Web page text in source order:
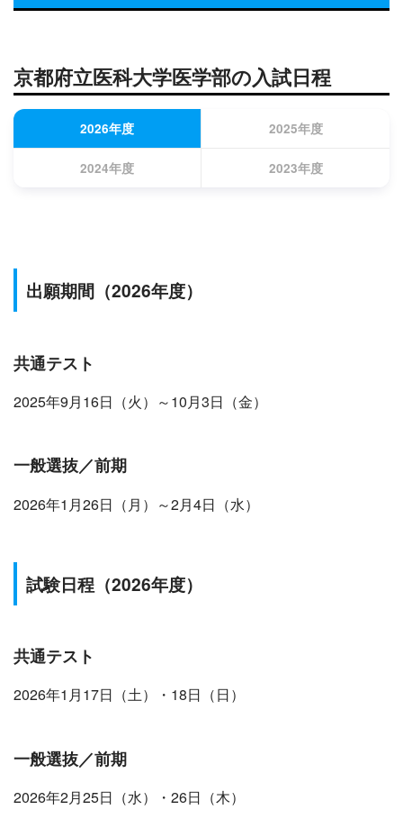
京都府立医科大学医学部の入試日程
2026年度 2025年度
2024年度 2023年度
出願期間 （2026年度）
共通テスト
2025年9月16日（火）～10月3日（金）
一般選抜／前期
2026年1月26日（月）～2月4日（水）
試験日程 （2026年度）
共通テスト
2026年1月17日（土）・18日（日）
一般選抜／前期
2026年2月25日（水）・26日（木）